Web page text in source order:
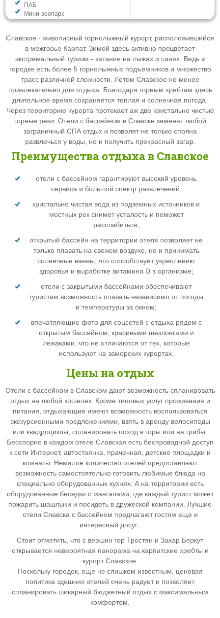
Славское - живописный горнолыжный курорт, расположившийся
в межгорье Карпат. Зимой здесь активно процветает
экстремальный туризм - катание на лыжах и санях. Ведь в
городке есть более 5 горнолыжных подъемников и множество
трасс различной сложности. Летом Славское не менее
привлекательно для отдыха. Благодаря горным хребтам здесь
длительное время сохраняется теплая и солнечная погода.
Через территорию курорта протекает аж две кристально чистые
горные реки. Отели с бассейном в Славске заменят любой
заграничный СПА отдых и позволят не только сполна
развлечься у воды, но и получить прекрасный загар.
Преимущества отдыха в Славское
отели с бассейном гарантируют высокий уровень
сервиса и большой спектр развлечений;
кристально чистая вода из подземных источников и
местных рек снимет усталость и поможет
расслабиться;
открытый бассейн на территории отеля позволяет не
только плавать на свежем воздухе, но и принимать
солнечные ванны, что способствует укреплению
здоровья и выработке витамина D в организме;
отели с закрытыми бассейнами обеспечивают
туристам возможность плавать независимо от погоды
и температуры за окном;
впечатляющие фото для соцсетей с отдыха рядом с
открытым бассейном, красивыми шезлонгами и
лежаками, что не отличаются от тех, которые
используют на заморских курортах.
Цены на отдых
Отели с бассейном в Славском дают возможность спланировать
отдых на любой кошелек. Кроме типовых услуг проживания и
питания, отдыхающие имеют возможность воспользоваться
экскурсионными предложениями, взять в аренду велосипеды
или квадроциклы, спланировать поход в горы или на грибы.
Бесспорно в каждом отеле Славская есть беспроводной доступ
к сети Интернет, автостоянка, прачечная, детские площадки и
комнаты. Немалое количество отелей предоставляют
возможность самостоятельно готовить любимые блюда на
специально оборудованных кухнях. А на территории есть
оборудованные беседки с мангалами, где каждый турист может
пожарить шашлыки и посидеть в дружеской компании. Лучшие
отели Славска с бассейном предлагают гостям еще и
интересный досуг.
Стоит отметить, что с вершин гор Тростян и Захар Беркут
открывается невероятная панорама на карпатские хребты и
курорт Славское.
Поскольку городок, еще не слишком известным, ценовая
политика здешних отелей очень радует и позволяет
спланировать шикарный бюджетный отдых с максимальным
комфортом.
ПАБ
Мини-зоопарк